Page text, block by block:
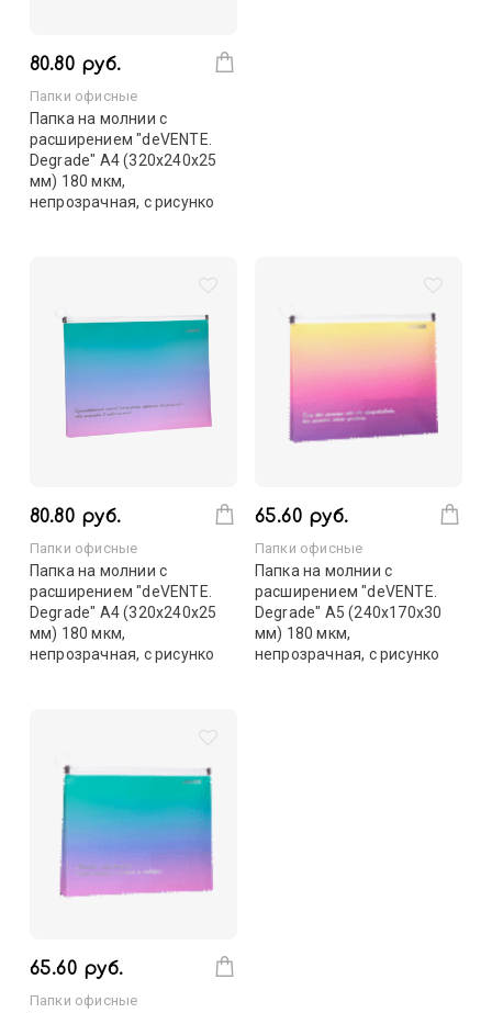
80.80 руб.
Папки офисные
Папка на молнии с
расширением "deVENTE.
Degrade" A4 (320x240х25
мм) 180 мкм,
непрозрачная, с рисунко
80.80 руб.
Папки офисные
Папка на молнии с
расширением "deVENTE.
Degrade" A4 (320x240х25
мм) 180 мкм,
непрозрачная, с рисунко
65.60 руб.
Папки офисные
Папка на молнии с
расширением "deVENTE.
Degrade" A5 (240x170x30
мм) 180 мкм,
непрозрачная, с рисунко
65.60 руб.
Папки офисные